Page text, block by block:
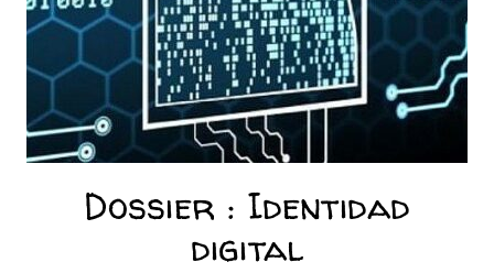
Dossier : Identidad
digital